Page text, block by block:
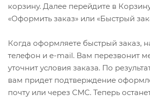
корзину. Далее перейдите в
«Оформить заказ» или «Быстрый
Когда оформляете быстрый заказ,
телефон и e-mail. Вам перезвонит
уточнит условия заказа. По
вам придет подтверждение
почту или через СМС. Теперь